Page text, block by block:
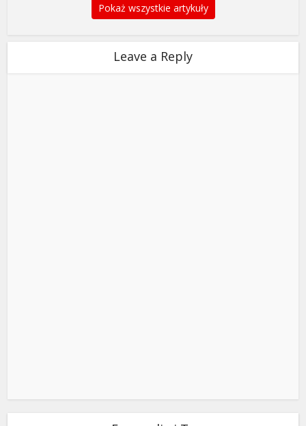
Pokaż wszystkie artykuły
Leave a Reply